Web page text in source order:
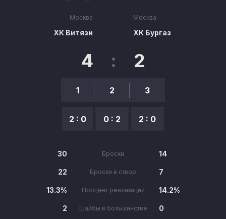
Москва
ХК Витязи
4 : 2
1
2 : 0
2
0 : 2
3
2 : 0
Москва
ХК Бургаз
30 Броски 14
22 Броски в створ 7
13.3% Процент реализации 14.2%
2 Шайбы в большинстве 0